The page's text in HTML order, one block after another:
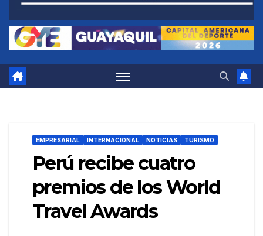
EMPRESARIAL INTERNACIONAL NOTICIAS TURISMO
Perú recibe cuatro
premios de los World
Travel Awards